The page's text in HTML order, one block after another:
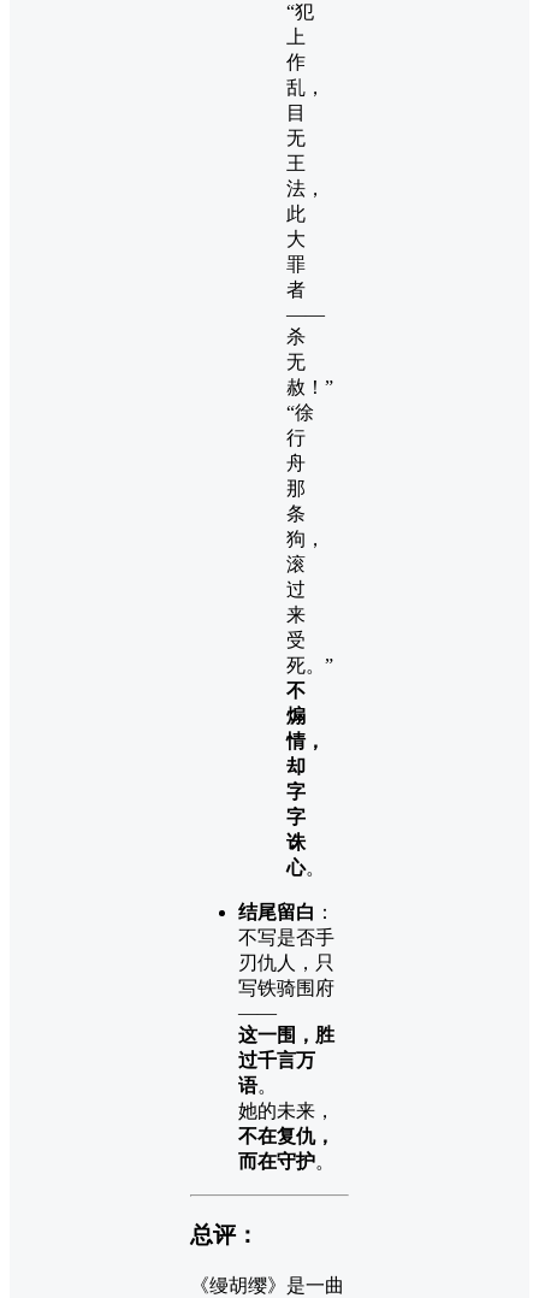
“犯
上
作
乱，
目
无
王
法，
此
大
罪
者
——
杀
无
赦！”
“徐
行
舟
那
条
狗，
滚
过
来
受
死。”
不
煽
情，
却
字
字
诛
心。
结尾留白 ：
不写是否手
刃仇人，只
写铁骑围府
——
这一围，胜
过千言万
语。
她的未来，
不在复仇，
而在守护。
总评：
《缦胡缨》是一曲